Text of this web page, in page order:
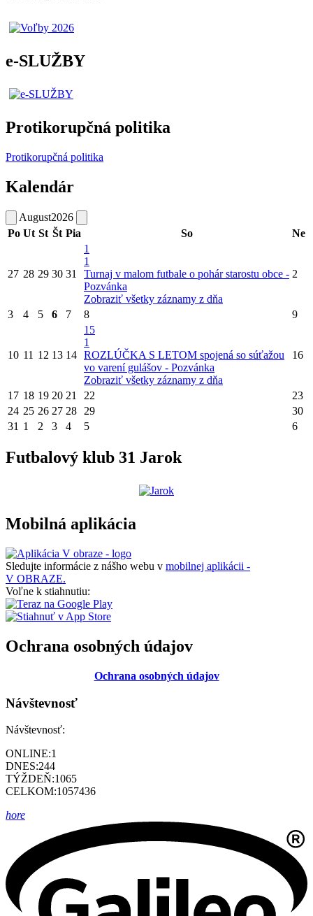
e-SLUŽBY
Protikorupčná politika
Protikorupčná politika
Kalendár
August2026
Po Ut St Št Pia So Ne
27 28 29 30 31
1
1
Turnaj v malom futbale o pohár starostu obce -
Pozvánka
Zobraziť všetky záznamy z dňa
2
3 4 5 6 7 8 9
10 11 12 13 14
15
1
ROZLÚČKA S LETOM spojená so súťažou
vo varení gulášov - Pozvánka
Zobraziť všetky záznamy z dňa
16
17 18 19 20 21 22
23
24 25 26 27 28 29
30
31 1 2 3 4 5 6
Futbalový klub 31 Jarok
Mobilná aplikácia
Sledujte informácie z nášho webu v mobilnej aplikácii -
V OBRAZE.
Voľne k stiahnutiu:
Ochrana osobných údajov
Ochrana osobných údajov
Návštevnosť
Návštevnosť:
ONLINE:1
DNES:244
TÝŽDEŇ:1065
CELKOM:1057436
hore